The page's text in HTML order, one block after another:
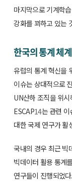
마지막으로 기계학
강화를 꾀하고 있는
한국의 통계 체
유럽의 통계 혁신을
이슈는 상대적으로
UN산하 조직을 위
ESCAP14는 관련 이
대한 국제 연구가 활
국내의 경우 최근 빅
빅데이터 활용 통계
연구들이 진행되었